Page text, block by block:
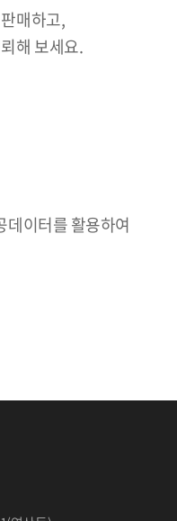
매하고,
해 보세요.
이터를 활용하여